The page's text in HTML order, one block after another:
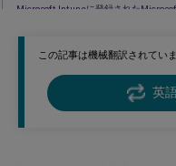
この記事は機械翻訳されてい
英
Microsoft Intuneに登録された
Microsoft Intuneに登録された
次のステップ